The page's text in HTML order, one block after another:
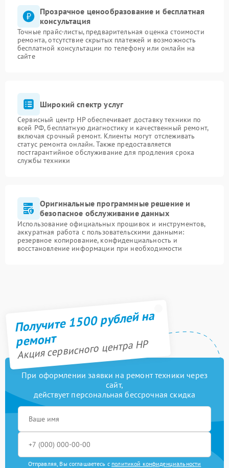
Прозрачное ценообразование и бесплатная
консультация
Точные прайс-листы, предварительная оценка стоимости
ремонта, отсутствие скрытых платежей и возможность
бесплатной консультации по телефону или онлайн на
сайте
Широкий спектр услуг
Сервисный центр HP обеспечивает доставку техники по
всей РФ, бесплатную диагностику и качественный ремонт,
включая срочный ремонт. Клиенты могут отслеживать
статус ремонта онлайн. Также предоставляется
постгарантийное обслуживание для продления срока
службы техники
Оригинальные программные решение и
безопасное обслуживание данных
Использование официальных прошивок и инструментов,
аккуратная работа с пользовательскими данными:
резервное копирование, конфиденциальность и
восстановление информации при необходимости
Получите 1500 рублей на
ремонт
Акция сервисного центра HP
При оформлении заявки на ремонт техники через
сайт,
действует персональная бессрочная скидка
Отправляя, Вы соглашаетесь с политикой конфиденциальности